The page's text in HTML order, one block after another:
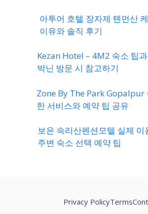
아투어 호텔 장자제 톈먼산
이유와 솔직 후기
Kezan Hotel – 4M2 숙소 팁
박닌 방문 시 참고하기
Zone By The Park Gopalpur
한 서비스와 예약 팁 공유
보은 속리산펜션모텔 실제 이
주변 숙소 선택 예약 팁
Privacy PolicyTerms